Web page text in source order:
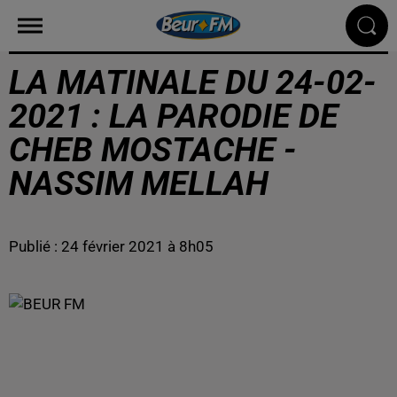
LA MATINALE DU 24-02-
2021 : LA PARODIE DE
CHEB MOSTACHE -
NASSIM MELLAH
Publié : 24 février 2021 à 8h05